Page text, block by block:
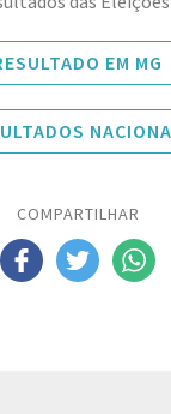
EM MG
COMPARTILHAR